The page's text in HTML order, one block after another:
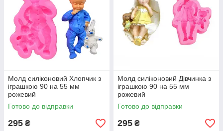
Молд силіконовий Хлопчик з
іграшкою 90 на 55 мм
рожевий
Готово до відправки
295 ₴
Молд силіконовий Дівчинка з
іграшкою 90 на 55 мм
рожевий
Готово до відправки
295 ₴